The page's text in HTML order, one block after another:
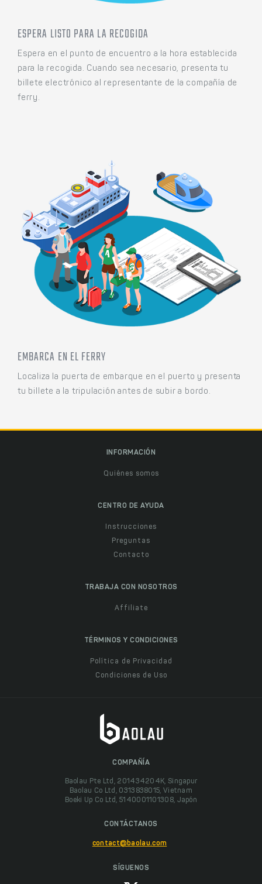
ESPERA LISTO PARA LA RECOGIDA
Espera en el punto de encuentro a la hora establecida
para la recogida. Cuando sea necesario, presenta tu
billete electrónico al representante de la compañía de
ferry.
EMBARCA EN EL FERRY
Localiza la puerta de embarque en el puerto y presenta
tu billete a la tripulación antes de subir a bordo.
INFORMACIÓN
Quiénes somos
CENTRO DE AYUDA
Instrucciones
Preguntas
Contacto
TRABAJA CON NOSOTROS
Affiliate
TÉRMINOS Y CONDICIONES
Política de Privacidad
Condiciones de Uso
COMPAÑÍA
Baolau Pte Ltd, 201434204K, Singapur
Baolau Co Ltd, 0313838015, Vietnam
Boeki Up Co Ltd, 5140001101308, Japón
CONTÁCTANOS
contact@baolau.com
SÍGUENOS